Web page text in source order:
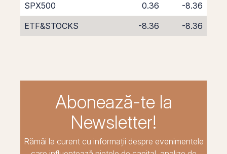
SPX500
0.36
-8.36
ETF&STOCKS
-8.36 -8.36
Abonează-te la
Newsletter!
Rămâi la curent cu informații despre evenimentele